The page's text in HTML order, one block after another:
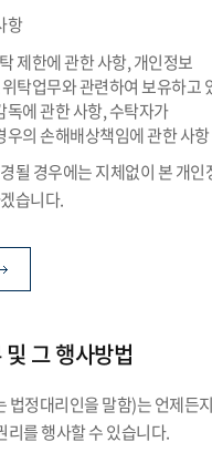
항
제한에 관한 사항, 개인정보
탁업무와 관련하여 보유하고
에 관한 사항, 수탁자가
의 손해배상책임에 관한 사항
될 경우에는 지체없이 본 개인
습니다.
그 행사방법
법정대리인을 말함)는 언제든
리를 행사할 수 있습니다.